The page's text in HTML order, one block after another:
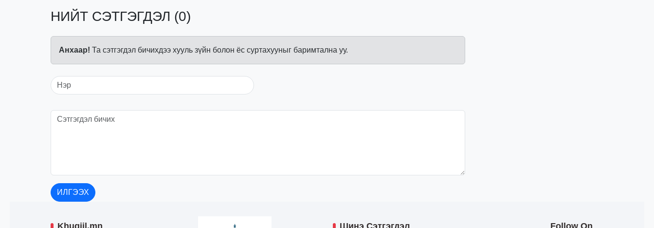
НИЙТ СЭТГЭГДЭЛ (0)
Анхаар! Та сэтгэгдэл бичихдээ хууль зүйн болон ёс суртахууныг баримтална уу.
ИЛГЭЭХ
Khugjil.mn Шинэ Сэтгэгдэл Follow On